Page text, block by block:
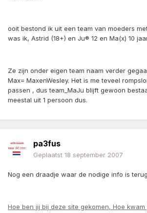
ooit bestond ik uit een team van moeders
was ik, Astrid (18+) en Ju® 12 en Ma(x) 10
Ze zijn onder eigen team naam verder
Max= MaxenWesley. Het is me teveel
passen , dus team_MaJu blijft gewoon
meestal uit 1 persoon dus.
pa3fus
Geplaatst 18 september 2007
Nog een draadje waar de nodige info is
Hoe ben jij bij deze site gekomen, Hoe